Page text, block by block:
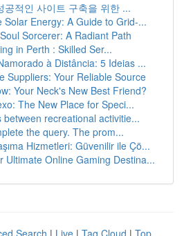
공적인 사이트 구축을 위한 ...
Solar Energy: A Guide to Grid-...
Sorcerer: A Radiant Path
in Perth : Skilled Ser...
à Distância: 5 Ideias ...
Suppliers: Your Reliable Source
Your Neck's New Best Friend?
The New Place for Speci...
between recreational activitie...
the query. The prom...
Hizmetleri: Güvenilir ile Çö...
Ultimate Online Gaming Destina...
Search | Live | Tag Cloud | Top